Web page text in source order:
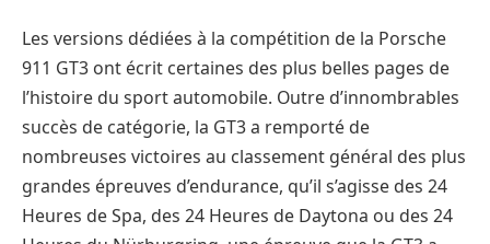
Les versions dédiées à la compétition de la Porsche
911 GT3 ont écrit certaines des plus belles pages de
l’histoire du sport automobile. Outre d’innombrables
succès de catégorie, la GT3 a remporté de
nombreuses victoires au classement général des plus
grandes épreuves d’endurance, qu’il s’agisse des 24
Heures de Spa, des 24 Heures de Daytona ou des 24